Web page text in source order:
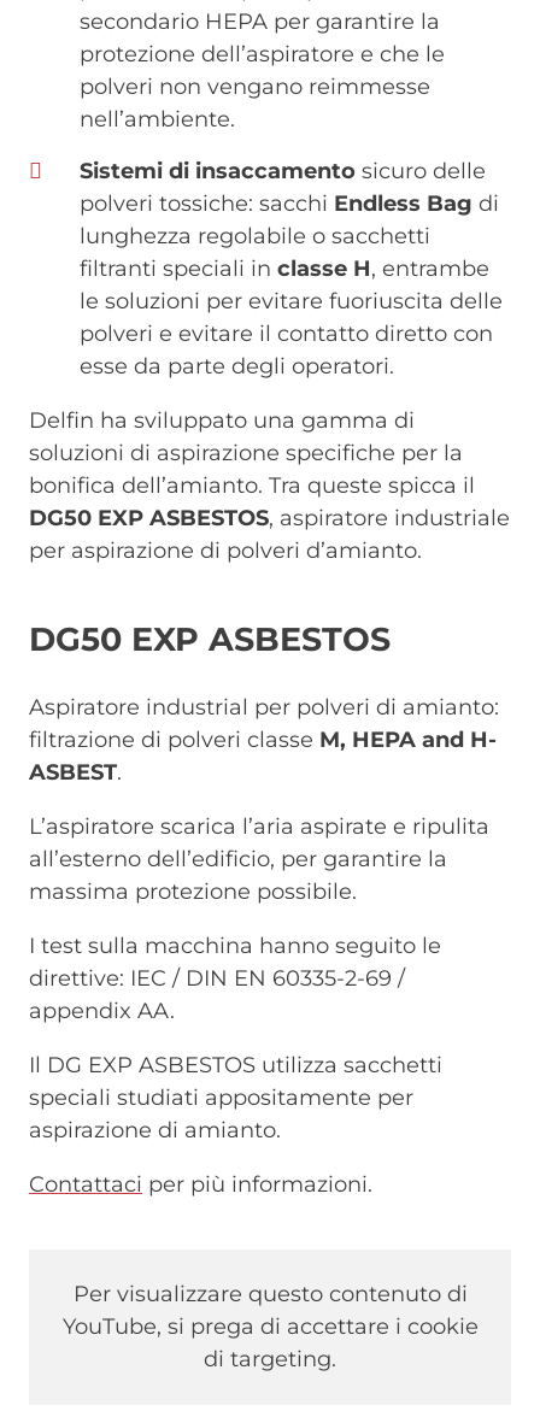
secondario HEPA per garantire la
protezione dell’aspiratore e che le
polveri non vengano reimmesse
nell’ambiente.
Sistemi di insaccamento sicuro delle
polveri tossiche: sacchi Endless Bag di
lunghezza regolabile o sacchetti
filtranti speciali in classe H, entrambe
le soluzioni per evitare fuoriuscita delle
polveri e evitare il contatto diretto con
esse da parte degli operatori.
Delfin ha sviluppato una gamma di
soluzioni di aspirazione specifiche per la
bonifica dell’amianto. Tra queste spicca il
DG50 EXP ASBESTOS, aspiratore industriale
per aspirazione di polveri d’amianto.
DG50 EXP ASBESTOS
Aspiratore industrial per polveri di amianto:
filtrazione di polveri classe M, HEPA and H-
ASBEST.
L’aspiratore scarica l’aria aspirate e ripulita
all’esterno dell’edificio, per garantire la
massima protezione possibile.
I test sulla macchina hanno seguito le
direttive: IEC / DIN EN 60335-2-69 /
appendix AA.
Il DG EXP ASBESTOS utilizza sacchetti
speciali studiati appositamente per
aspirazione di amianto.
Contattaci per più informazioni.
Per visualizzare questo contenuto di
YouTube, si prega di accettare i cookie
di targeting.